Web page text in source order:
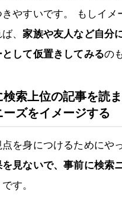
きやすいです。 もしイメ
ば、家族や友人など自分
して仮置きしてみるの
検索上位の記事を読
ーズをイメージする
を身につけるためにや
を見ないで、事前に検索
です。